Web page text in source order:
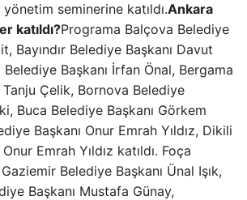
seminerine katıldı.Ankara
katıldı?Programa Balçova Belediye
Bayındır Belediye Başkanı Davut
Belediye Başkanı İrfan Önal, Bergama
Tanju Çelik, Bornova Belediye
Buca Belediye Başkanı Görkem
Başkanı Onur Emrah Yıldız, Dikili
Emrah Yıldız katıldı. Foça
Gaziemir Belediye Başkanı Ünal Işık,
Başkanı Mustafa Günay,